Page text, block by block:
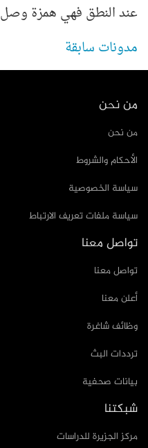
عند النطق فهي همزة وصل
مدونات سابقة
من نحن
من نحن
الأحكام والشروط
سياسة الخصوصية
سياسة ملفات تعريف الارتباط
تواصل معنا
تواصل معنا
أعلن معنا
وظائف شاغرة
ترددات البث
بيانات صحفية
شبكتنا
مركز الجزيرة للدراسات